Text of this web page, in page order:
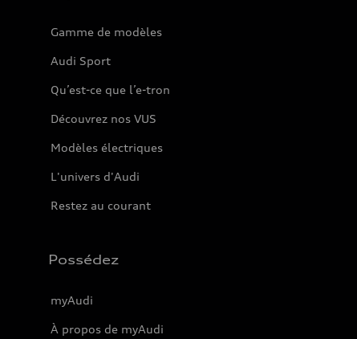
Gamme de modèles
Audi Sport
Qu’est-ce que l’e-tron
Découvrez nos VUS
Modèles électriques
L'univers d'Audi
Restez au courant
Possédez
myAudi
À propos de myAudi